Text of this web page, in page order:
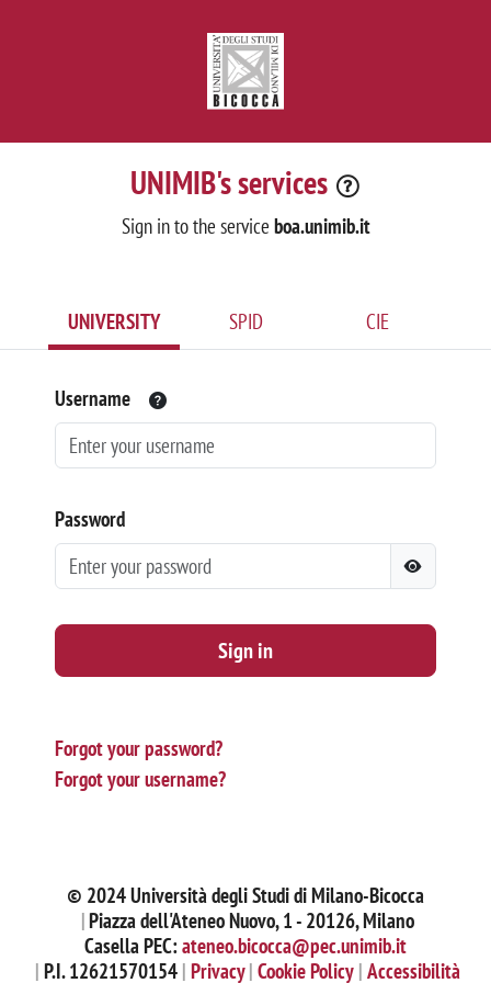
UNIMIB's services
Sign in to the service boa.unimib.it
UNIVERSITY SPID CIE
Username
Password
Sign in
Forgot your password?
Forgot your username?
© 2024 Università degli Studi di Milano-Bicocca
Piazza dell'Ateneo Nuovo, 1 - 20126, Milano
Casella PEC:ateneo.bicocca@pec.unimib.it
P.I. 12621570154 Privacy Cookie Policy Accessibilità